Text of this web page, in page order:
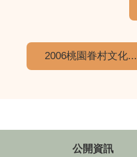
2006桃園眷村文化...
公開資訊